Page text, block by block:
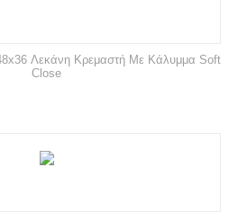
Λεκάνη Κρεμαστή Με Κάλυμμα Soft
Close